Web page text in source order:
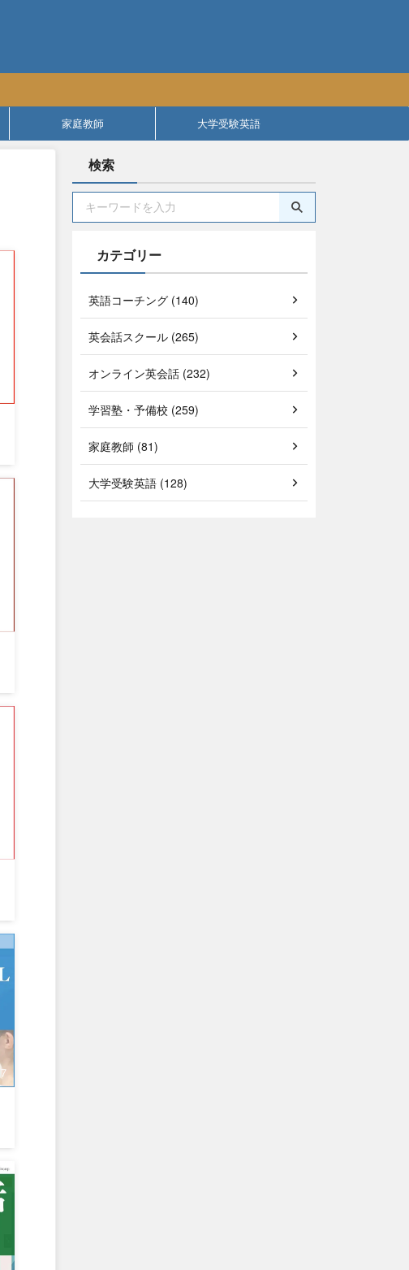
家庭教師 大学受験英語
検索
カテゴリー
英語コーチング (140)
英会話スクール (265)
オンライン英会話 (232)
学習塾・予備校 (259)
家庭教師 (81)
大学受験英語 (128)